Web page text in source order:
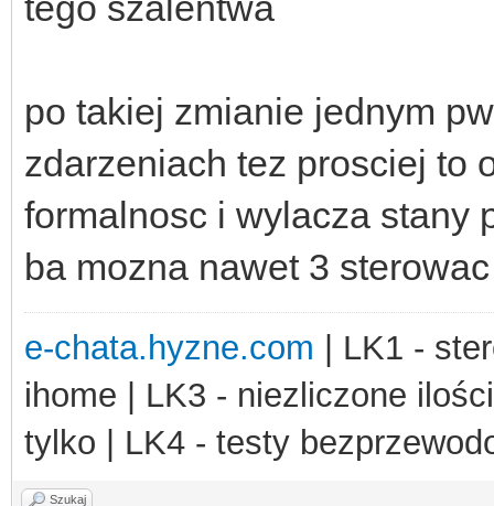
po takiej zmianie jednym
zdarzeniach tez prosciej to
formalnosc i wylacza stany
ba mozna nawet 3
e-chata.hyzne.com | LK1 -
ihome | LK3 - niezliczone
tylko | LK4 - testy
Szukaj